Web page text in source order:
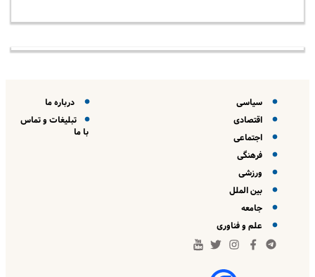
سیاسی
اقتصادی
اجتماعی
فرهنگی
ورزشی
بین الملل
جامعه
علم و فناوری
درباره ما
تبلیغات و تماس
با ما